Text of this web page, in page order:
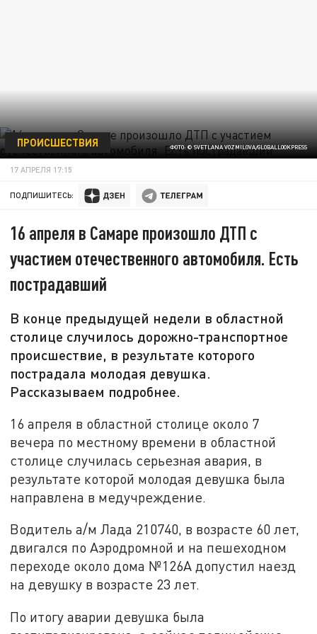
ФОТО: © SVETLANA VOZMILOVA/GLOBALLOOKPRESS
ПРОИСШЕСТВИЯ
17 АПРЕЛЯ 17:15
ПОДПИШИТЕСЬ:
16 апреля в Самаре произошло ДТП с
участием отечественного автомобиля. Есть
пострадавший
В конце предыдущей недели в областной
столице случилось дорожно-транспортное
происшествие, в результате которого
пострадала молодая девушка.
Рассказываем подробнее.
16 апреля в областной столице около 7
вечера по местному времени в областной
столице случилась серьезная авария, в
результате которой молодая девушка была
направлена в медучреждение.
Водитель а/м Лада 210740, в возрасте 60 лет,
двигался по Аэродромной и на пешеходном
переходе около дома №126А допустил наезд
на девушку в возрасте 23 лет.
По итогу аварии девушка была